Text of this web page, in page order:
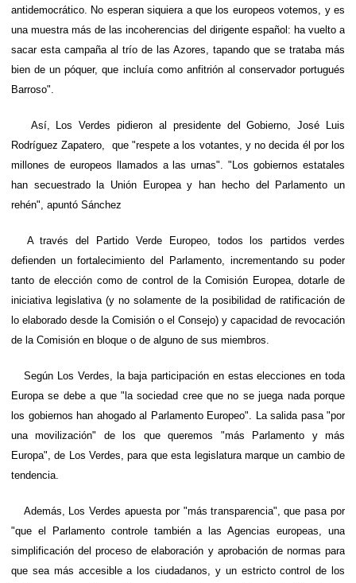
antidemocrático. No esperan siquiera a que los europeos votemos, y es
una muestra más de las incoherencias del dirigente español: ha vuelto a
sacar esta campaña al trío de las Azores, tapando que se trataba más
bien de un póquer, que incluía como anfitrión al conservador portugués
Barroso".
Así, Los Verdes pidieron al presidente del Gobierno, José Luis
Rodríguez Zapatero, que "respete a los votantes, y no decida él por los
millones de europeos llamados a las urnas". "Los gobiernos estatales
han secuestrado la Unión Europea y han hecho del Parlamento un
rehén", apuntó Sánchez
A través del Partido Verde Europeo, todos los partidos verdes
defienden un fortalecimiento del Parlamento, incrementando su poder
tanto de elección como de control de la Comisión Europea, dotarle de
iniciativa legislativa (y no solamente de la posibilidad de ratificación de
lo elaborado desde la Comisión o el Consejo) y capacidad de revocación
de la Comisión en bloque o de alguno de sus miembros.
Según Los Verdes, la baja participación en estas elecciones en toda
Europa se debe a que "la sociedad cree que no se juega nada porque
los gobiernos han ahogado al Parlamento Europeo". La salida pasa "por
una movilización" de los que queremos "más Parlamento y más
Europa", de Los Verdes, para que esta legislatura marque un cambio de
tendencia.
Además, Los Verdes apuesta por "más transparencia", que pasa por
"que el Parlamento controle también a las Agencias europeas, una
simplificación del proceso de elaboración y aprobación de normas para
que sea más accesible a los ciudadanos, y un estricto control de los